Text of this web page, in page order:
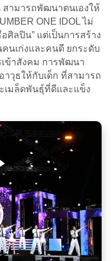
สามารถพัฒนาตนเองให้
ONE IDOL ไม่
ศิลปิน” แต่เป็นการสร้าง
คนเก่งและคนดี ยกระดับ
ข้าสังคม การพัฒนา
วุธให้กับเด็ก ที่สามารถ
เมล็ดพันธุ์ที่ดีและแข็ง